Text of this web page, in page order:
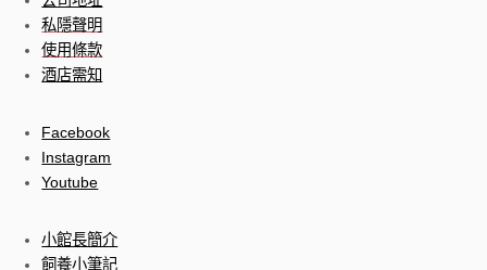
私隱聲明
使用條款
酒店需知
Facebook
Instagram
Youtube
小館長簡介
飼養小筆記